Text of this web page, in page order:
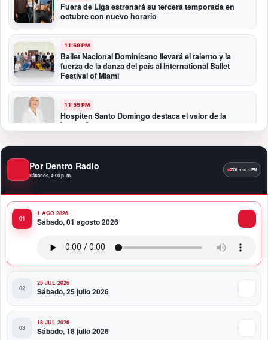
Fuera de Liga estrenará su tercera temporada en
octubre con nuevo horario
11:59 PM
Ballet Nacional Dominicano llevará el talento y la
fuerza de la danza del país al International Ballet
Festival of Miami
11:55 PM
Hospiten Santo Domingo destaca el valor de la
lactancia materna
Banreservas recibe nuevamente la máxima
calificación crediticia AAA.do de Moody’s Local RD
10:51 PM
Producciones Panda Rosa anuncia su
Por Dentro Radio
Sábados, 4:00 p. m.
1 AGO 2026
Sábado, 01 agosto 2026
25 JUL 2026
Sábado, 25 julio 2026
18 JUL 2026
Sábado, 18 julio 2026